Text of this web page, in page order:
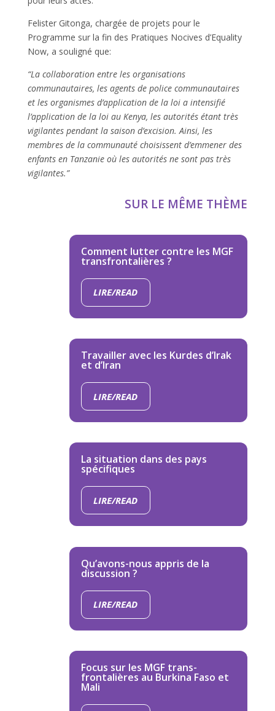
Felister Gitonga, chargée de projets pour le
Programme sur la fin des Pratiques Nocives d’Equality
Now, a souligné que:
“La collaboration entre les organisations
communautaires, les agents de police communautaires
et les organismes d’application de la loi a intensifié
l’application de la loi au Kenya, les autorités étant très
vigilantes pendant la saison d’excision. Ainsi, les
membres de la communauté choisissent d’emmener des
enfants en Tanzanie où les autorités ne sont pas très
vigilantes.”
SUR LE MÊME THÈME
Comment lutter contre les MGF
transfrontalières ?
LIRE/READ
Travailler avec les Kurdes d’Irak
et d’Iran
LIRE/READ
La situation dans des pays
spécifiques
LIRE/READ
Qu’avons-nous appris de la
discussion ?
LIRE/READ
Focus sur les MGF trans-
frontalières au Burkina Faso et
Mali